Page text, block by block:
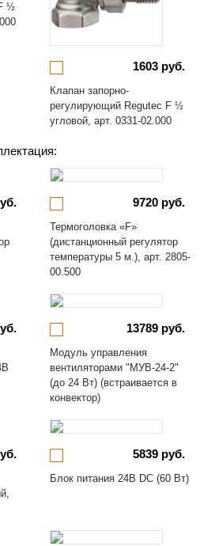
½
1603 руб.
Клапан запорно-
регулирующий Regutec F ½
угловой, арт. 0331-02.000
9720 руб.
Термоголовка «F»
(дистанционный регулятор
температуры 5 м.), арт. 2805-
00.500
13789 руб.
Модуль управления
вентиляторами "МУВ-24-2"
(до 24 Вт) (встраивается в
конвектор)
5839 руб.
Блок питания 24В DC (60 Вт)